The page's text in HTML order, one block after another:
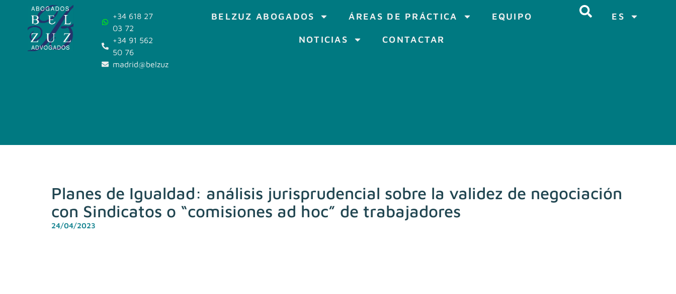
+34 618 27
03 72
+34 91 562
50 76
madrid@belzuz.com
BELZUZ ABOGADOS ÁREAS DE PRÁCTICA EQUIPO
NOTICIAS CONTACTAR
ES
Planes de Igualdad: análisis jurisprudencial sobre la validez de negociación
con Sindicatos o “comisiones ad hoc” de trabajadores
24/04/2023